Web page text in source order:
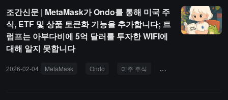
gital, Ledger 등의 제품에 교환 서비스를 제공했습니다. Uniswap 프
로토콜의 역사적 총 거래량은 40조 달러를 초과했습니다. Uniswap A
PI는 무료로 통합되며, 구독료나 호출 비용이 없습니다. 개발자는 Uni
swap 개발자 플랫폼을 통해 API 키를 생성하고 교환 기능에 접속할
조간신문 | MetaMask가 Ondo를 통해 미국 주
식, ETF 및 상품 토큰화 기능을 추가합니다; 트
럼프는 아부다비에 5억 달러를 투자한 WIFI에
대해 알지 못합니다
2026-02-04 MetaMask Ondo 미주 주식 ETF